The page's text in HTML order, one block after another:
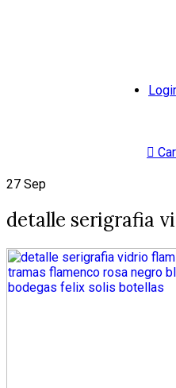
27 Sep
detalle serigrafia